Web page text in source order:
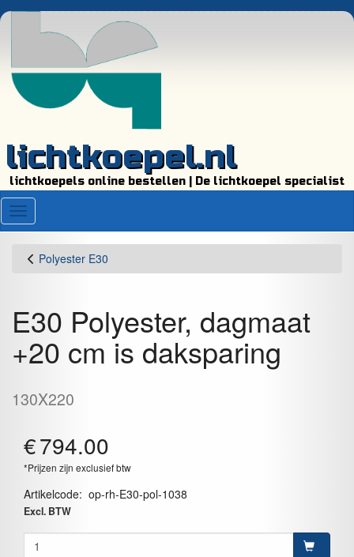
lichtkoepel.nl
lichtkoepels online bestellen | De lichtkoepel specialist
Menu
Polyester E30
E30 Polyester, dagmaat
+20 cm is daksparing
130X220
€794.00
*Prijzen zijn exclusief btw
Artikelcode: op-rh-E30-pol-1038
Excl. BTW